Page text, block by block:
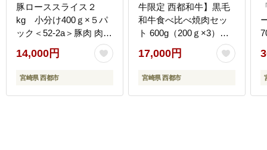
豚ローススライス２
kg 小分け400ｇ×５パ
ック＜52-2a＞豚肉 肉
ローススライス 小分け
大容量 宮崎県西都市 豚
しゃぶ すき焼き
14,000円
宮崎県 西都市
牛限定 西都和牛】黒毛
和牛食べ比べ焼肉セッ
ト 600g（200ｇ×3）オ
レイン酸含有率55%以
上 赤身・カルビ 小分け
宮崎県産 カミチクファ
17,000円
宮崎県 西都市